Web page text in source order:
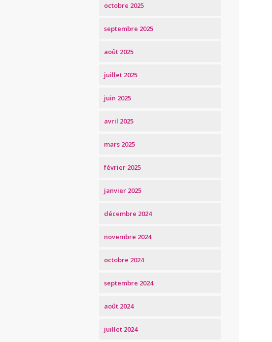
octobre 2025
septembre 2025
août 2025
juillet 2025
juin 2025
avril 2025
mars 2025
février 2025
janvier 2025
décembre 2024
novembre 2024
octobre 2024
septembre 2024
août 2024
juillet 2024